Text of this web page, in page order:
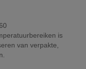
is
van verpakte,